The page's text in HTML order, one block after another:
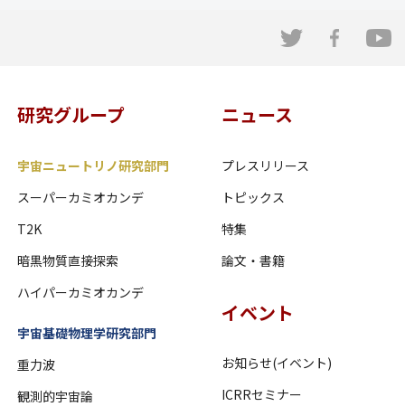
研究グループ
宇宙ニュートリノ研究部門
スーパーカミオカンデ
T2K
暗黒物質直接探索
ハイパーカミオカンデ
宇宙基礎物理学研究部門
重力波
観測的宇宙論
ニュース
プレスリリース
トピックス
特集
論文・書籍
イベント
お知らせ(イベント)
ICRRセミナー